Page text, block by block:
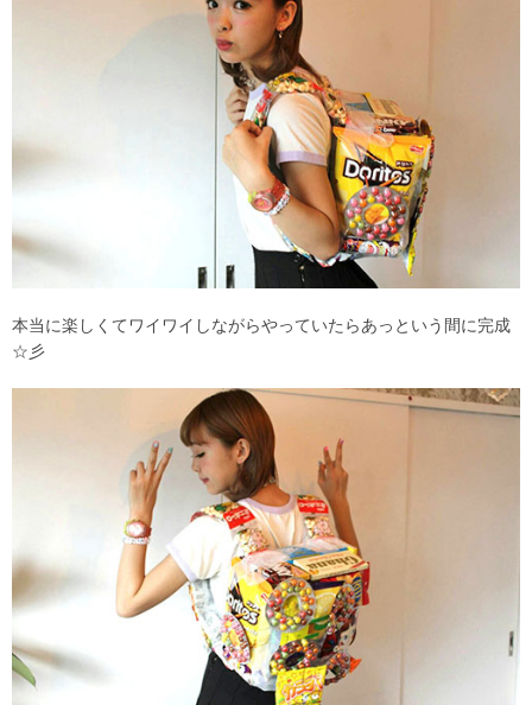
本当に楽しくてワイワイしながらやっていたらあっという間に完成
☆彡